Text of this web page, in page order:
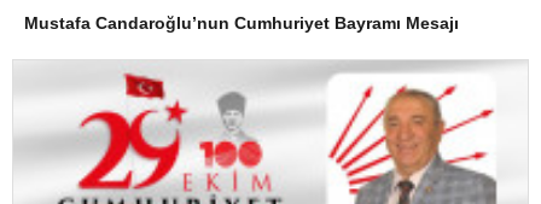
Mustafa Candaroğlu’nun Cumhuriyet Bayramı Mesajı